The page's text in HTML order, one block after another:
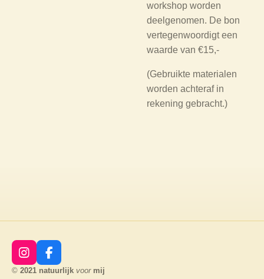
workshop worden
deelgenomen. De bon
vertegenwoordigt een
waarde van €15,-
(Gebruikte materialen
worden achteraf in
rekening gebracht.)
I
n
F
a
© 2021 natuurlijk voor mij